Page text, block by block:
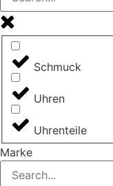
Schmuck
Uhren
Uhrenteile
Marke